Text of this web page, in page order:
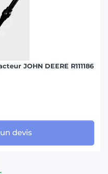
JOHN DEERE R111186
devis